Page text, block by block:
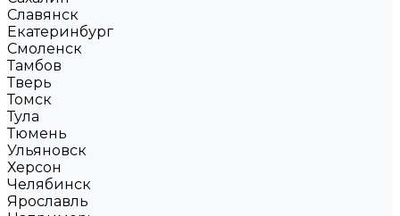
Славянск
Екатеринбург
Смоленск
Тамбов
Тверь
Томск
Тула
Тюмень
Ульяновск
Херсон
Челябинск
Ярославль